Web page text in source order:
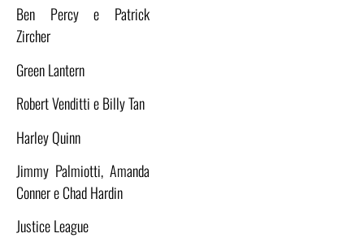
Ben Percy e Patrick
Zircher
Green Lantern
Robert Venditti e Billy Tan
Harley Quinn
Jimmy Palmiotti, Amanda
Conner e Chad Hardin
Justice League